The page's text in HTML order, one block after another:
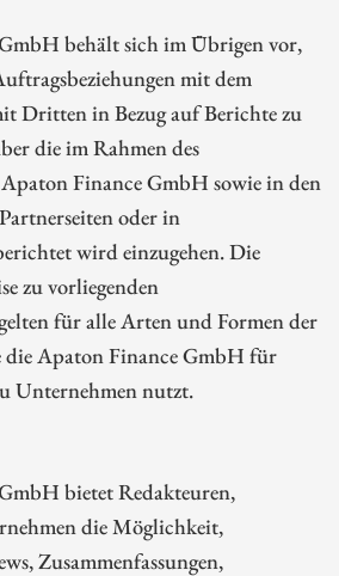
behält sich im Übrigen vor,
mit dem
Dritten in Bezug auf Berichte zu
die im Rahmen des
Finance GmbH sowie in den
oder in
wird einzugehen. Die
zu vorliegenden
für alle Arten und Formen der
Apaton Finance GmbH für
Unternehmen nutzt.
bietet Redakteuren,
die Möglichkeit,
Zusammenfassungen,